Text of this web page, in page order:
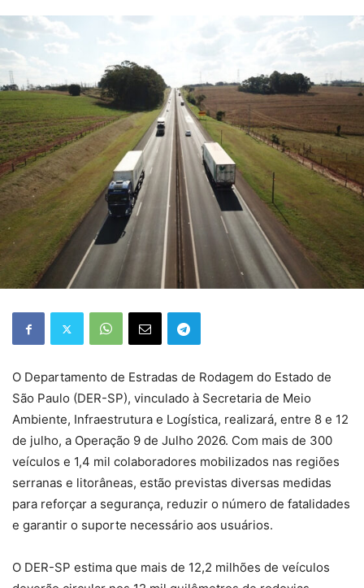
O Departamento de Estradas de Rodagem do Estado de
São Paulo (DER-SP), vinculado à Secretaria de Meio
Ambiente, Infraestrutura e Logística, realizará, entre 8 e 12
de julho, a Operação 9 de Julho 2026. Com mais de 300
veículos e 1,4 mil colaboradores mobilizados nas regiões
serranas e litorâneas, estão previstas diversas medidas
para reforçar a segurança, reduzir o número de fatalidades
e garantir o suporte necessário aos usuários.
O DER-SP estima que mais de 12,2 milhões de veículos